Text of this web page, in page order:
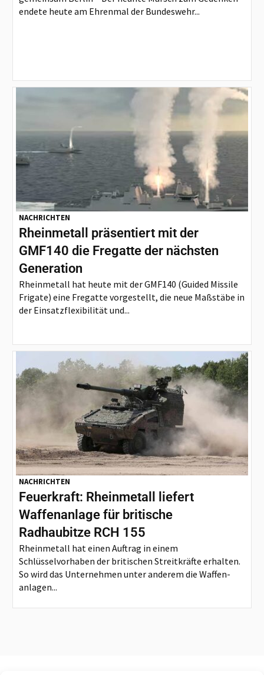
endete heute am Ehrenmal der Bundeswehr...
NACHRICHTEN
Rheinmetall präsentiert mit der
GMF140 die Fregatte der nächsten
Generation
Rheinmetall hat heute mit der GMF140 (Guided Missile
Frigate) eine Fregatte vorgestellt, die neue Maßstäbe in
der Einsatzflexibilität und...
NACHRICHTEN
Feuerkraft: Rheinmetall liefert
Waffenanlage für britische
Radhaubitze RCH 155
Rheinmetall hat einen Auftrag in einem
Schlüsselvorhaben der britischen Streitkräfte erhalten.
So wird das Unternehmen unter anderem die Waffen-
anlagen...